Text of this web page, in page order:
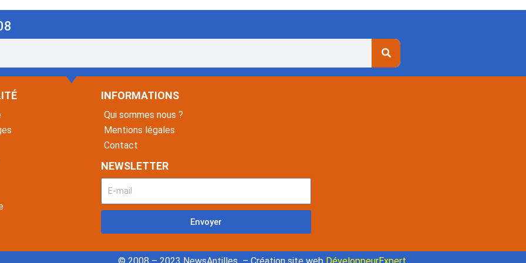
INFORMATIONS
Qui sommes nous ?
Mentions légales
Contact
NEWSLETTER
Envoyer